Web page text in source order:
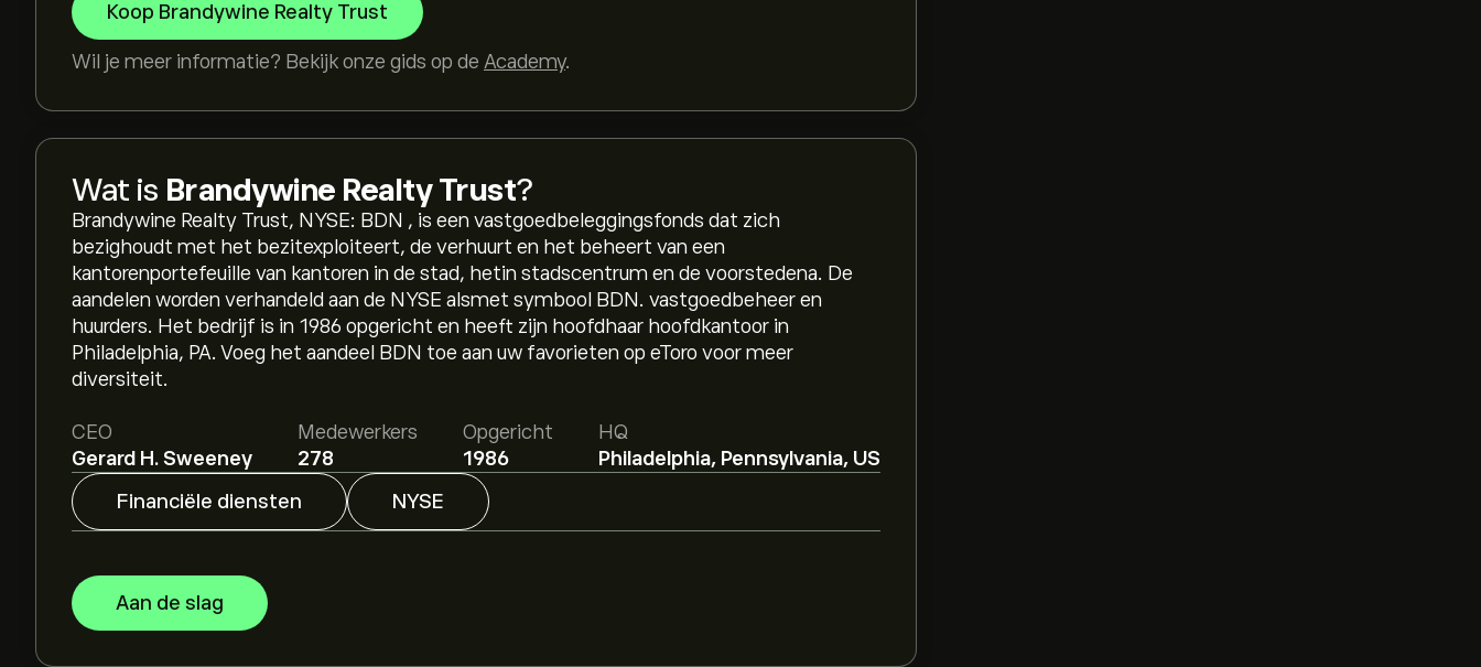
Koop Brandywine Realty Trust
Wil je meer informatie? Bekijk onze gids op de Academy.
Wat is Brandywine Realty Trust?
Brandywine Realty Trust, NYSE: BDN , is een vastgoedbeleggingsfonds dat zich
bezighoudt met het bezitexploiteert, de verhuurt en het beheert van een
kantorenportefeuille van kantoren in de stad, hetin stadscentrum en de voorstedena. De
aandelen worden verhandeld aan de NYSE alsmet symbool BDN. vastgoedbeheer en
huurders. Het bedrijf is in 1986 opgericht en heeft zijn hoofdhaar hoofdkantoor in
Philadelphia, PA. Voeg het aandeel BDN toe aan uw favorieten op eToro voor meer
diversiteit.
CEO
Gerard H. Sweeney
Medewerkers
278
Opgericht
1986
HQ
Philadelphia, Pennsylvania, US
Financiële diensten
NYSE
Aan de slag